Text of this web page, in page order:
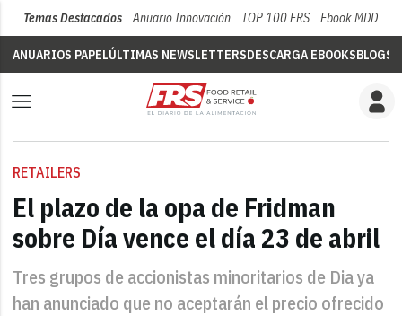
Temas Destacados Anuario Innovación TOP 100 FRS Ebook MDD
ANUARIOS PAPELÚLTIMAS NEWSLETTERSDESCARGA EBOOKSBLOGS
RETAILERS
El plazo de la opa de Fridman
sobre Día vence el día 23 de abril
Tres grupos de accionistas minoritarios de Dia ya
han anunciado que no aceptarán el precio ofrecido